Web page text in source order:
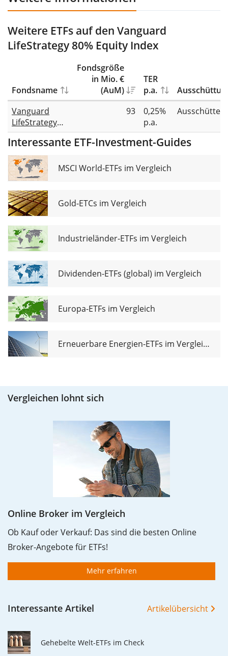
Weitere ETFs auf den Vanguard
LifeStrategy 80% Equity Index
Fondsname
Fondsgröße
in Mio. €
(AuM)
TER
p.a.
Vanguard
LifeStrategy
80% Equity
UCITS ETF
Distributing
93
0,25%
p.a.
Interessante ETF-Investment-Guides
MSCI World-ETFs im Vergleich
Gold-ETCs im Vergleich
Industrieländer-ETFs im Vergleich
Dividenden-ETFs (global) im Vergleich
Europa-ETFs im Vergleich
Erneuerbare Energien-ETFs im Vergleich
Vergleichen lohnt sich
Online Broker im Vergleich
Ob Kauf oder Verkauf: Das sind die besten Online
Broker-Angebote für ETFs!
Mehr erfahren
Interessante Artikel Artikelübersicht
Gehebelte Welt-ETFs im Check